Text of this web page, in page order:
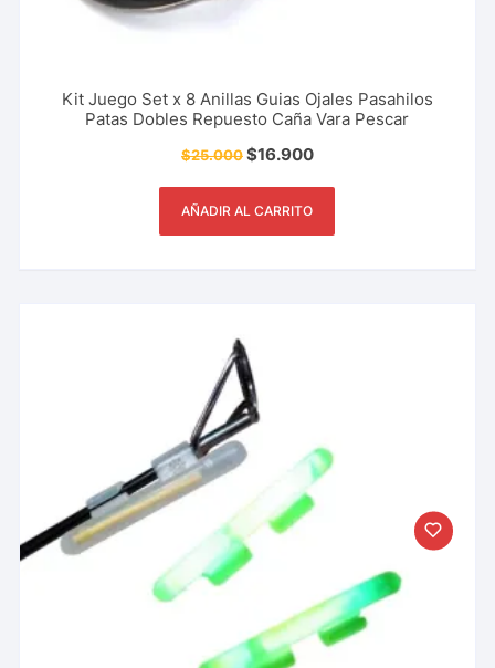
Kit Juego Set x 8 Anillas Guias Ojales Pasahilos
Patas Dobles Repuesto Caña Vara Pescar
$25.000$16.900
AÑADIR AL CARRITO